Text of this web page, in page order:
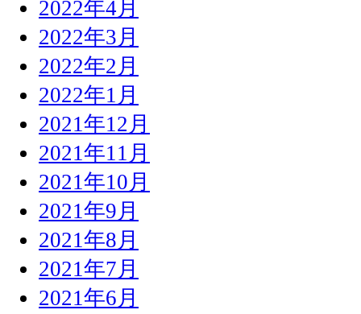
2022年4月
2022年3月
2022年2月
2022年1月
2021年12月
2021年11月
2021年10月
2021年9月
2021年8月
2021年7月
2021年6月